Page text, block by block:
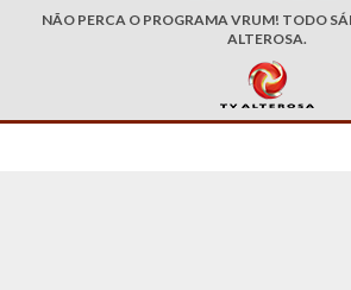
NÃO PERCA O PROGRAMA VRUM! TODO
ALTEROSA.